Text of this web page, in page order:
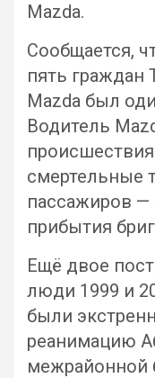
Mazda.
Сообщается,
пять граждан
Mazda был
Водитель
смертельные
пассажиров —
прибытия
Ещё двое
люди 1999 и
были
реанимацию
межрайонной